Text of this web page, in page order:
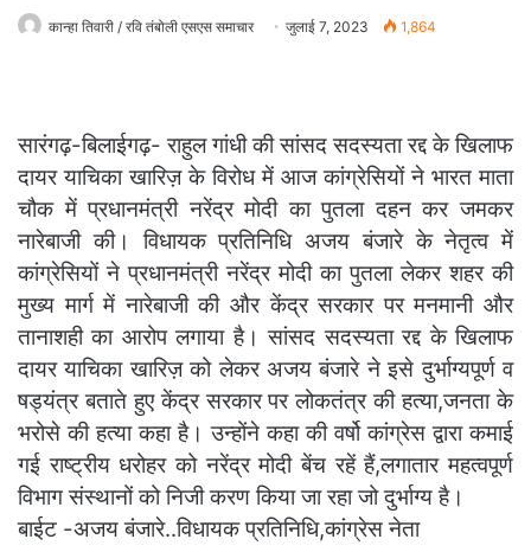
कान्हा तिवारी / रवि तंबोली एसएस समाचार जुलाई 7, 2023 1,864
सारंगढ़-बिलाईगढ़- राहुल गांधी की सांसद सदस्यता रद्द के खिलाफ
दायर याचिका खारिज़ के विरोध में आज कांग्रेसियों ने भारत माता
चौक में प्रधानमंत्री नरेंद्र मोदी का पुतला दहन कर जमकर
नारेबाजी की। विधायक प्रतिनिधि अजय बंजारे के नेतृत्व में
कांग्रेसियों ने प्रधानमंत्री नरेंद्र मोदी का पुतला लेकर शहर की
मुख्य मार्ग में नारेबाजी की और केंद्र सरकार पर मनमानी और
तानाशही का आरोप लगाया है। सांसद सदस्यता रद्द के खिलाफ
दायर याचिका खारिज़ को लेकर अजय बंजारे ने इसे दुर्भाग्यपूर्ण व
षड्यंत्र बताते हुए केंद्र सरकार पर लोकतंत्र की हत्या,जनता के
भरोसे की हत्या कहा है। उन्होंने कहा की वर्षो कांग्रेस द्वारा कमाई
गई राष्ट्रीय धरोहर को नरेंद्र मोदी बेंच रहें हैं,लगातार महत्वपूर्ण
विभाग संस्थानों को निजी करण किया जा रहा जो दुर्भाग्य है।
बाईट -अजय बंजारे..विधायक प्रतिनिधि,कांग्रेस नेता